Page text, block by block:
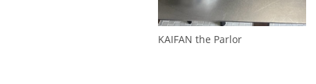
KAIFAN the Parlor